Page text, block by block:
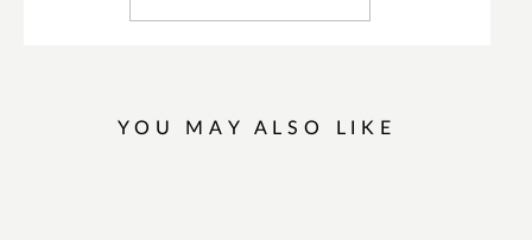
YOU MAY ALSO LIKE